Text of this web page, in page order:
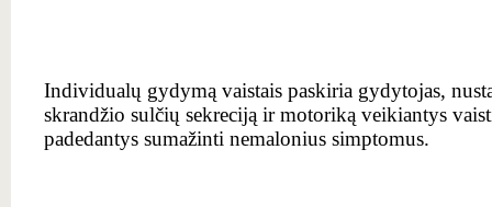
Individualų gydymą vaistais paskiria gydytojas,
skrandžio sulčių sekreciją ir motoriką veikiantys
padedantys sumažinti nemalonius simptomus.